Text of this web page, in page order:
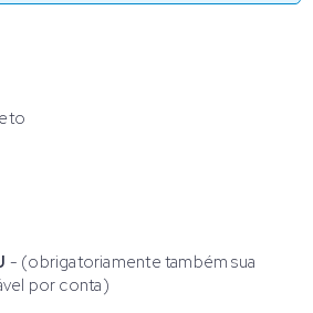
- (obrigatoriamente também sua
por conta)